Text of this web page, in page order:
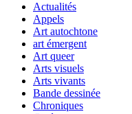
Actualités
Appels
Art autochtone
art émergent
Art queer
Arts visuels
Arts vivants
Bande dessinée
Chroniques